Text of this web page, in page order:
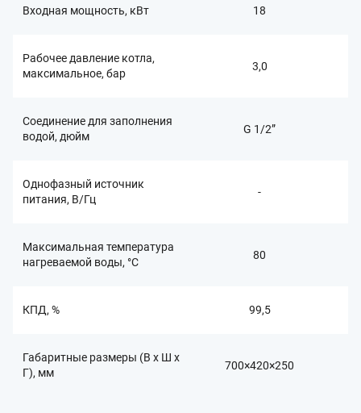
Входная мощность, кВт 18
Рабочее давление котла,
максимальное, бар
3,0
Соединение для заполнения
водой, дюйм
G 1/2”
Однофазный источник
питания, В/Гц
-
Максимальная температура
нагреваемой воды, °C
80
КПД, % 99,5
Габаритные размеры (В x Ш x
Г), мм
700×420×250